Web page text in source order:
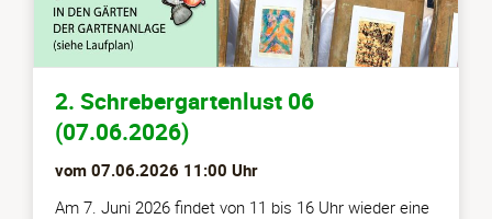
2. Schrebergartenlust 06
(07.06.2026)
vom 07.06.2026 11:00 Uhr
Am 7. Juni 2026 findet von 11 bis 16 Uhr wieder eine